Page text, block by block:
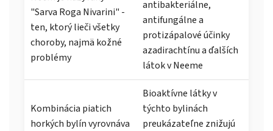
"Sarva Roga Nivarini" -
ten, ktorý lieči všetky
choroby, najmä kožné
problémy
antibakteriálne,
antifungálne a
protizápalové účinky
azadirachtínu a ďalších
látok v Neeme
Kombinácia piatich
horkých bylín vyrovnáva
Bioaktívne látky v
týchto bylinách
preukázateľne znižujú